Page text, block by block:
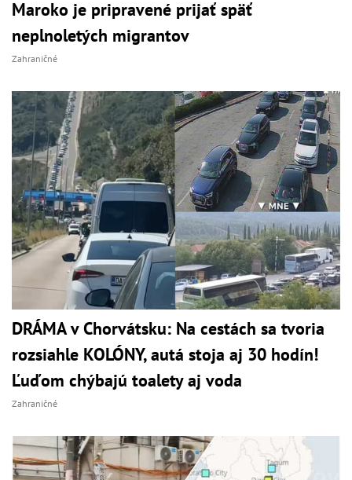
Maroko je pripravené prijať späť
neplnoletých migrantov
Zahraničné
DRÁMA v Chorvátsku: Na cestách sa tvoria
rozsiahle KOLÓNY, autá stoja aj 30 hodín!
Ľuďom chýbajú toalety aj voda
Zahraničné